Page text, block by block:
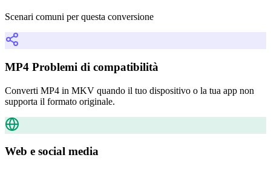
Scenari comuni per questa conversione
MP4 Problemi di compatibilità
Converti MP4 in MKV quando il tuo dispositivo o la tua app non
supporta il formato originale.
Web e social media